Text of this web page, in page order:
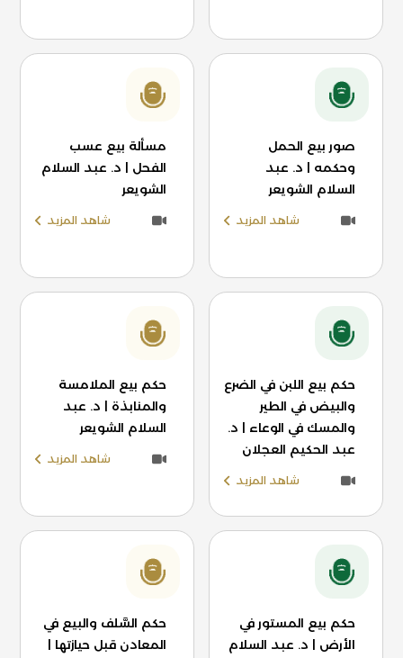
صور بيع الحمل
وحكمه | د. عبد
السلام الشويعر
شاهد المزيد
مسألة بيع عسب
الفحل | د. عبد السلام
الشويعر
شاهد المزيد
حكم بيع اللبن في الضرع
والبيض في الطير
والمسك في الوعاء | د.
عبد الحكيم العجلان
شاهد المزيد
حكم بيع الملامسة
والمنابذة | د. عبد
السلام الشويعر
شاهد المزيد
حكم بيع المستور في
الأرض | د. عبد السلام
حكم السَّلف والبيع في
المعادن قبل حيازتها |